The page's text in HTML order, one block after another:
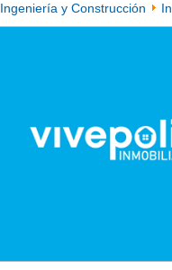
Ingeniería y Construcción